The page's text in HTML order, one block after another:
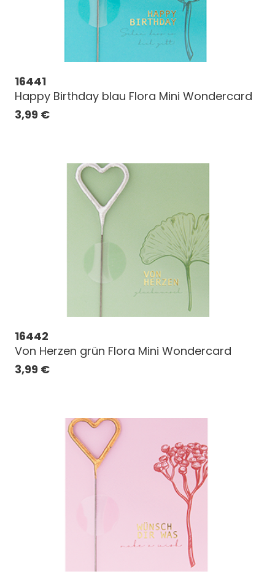
16441
Happy Birthday blau Flora Mini Wondercard
3,99 €
16442
Von Herzen grün Flora Mini Wondercard
3,99 €